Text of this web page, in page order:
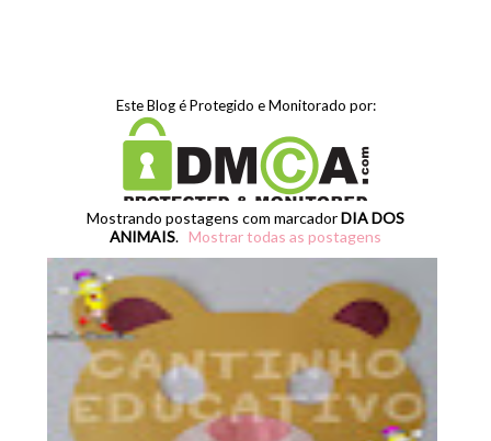
Este Blog é Protegido e Monitorado por:
Mostrando postagens com marcadorDIA DOS
ANIMAIS. Mostrar todas as postagens